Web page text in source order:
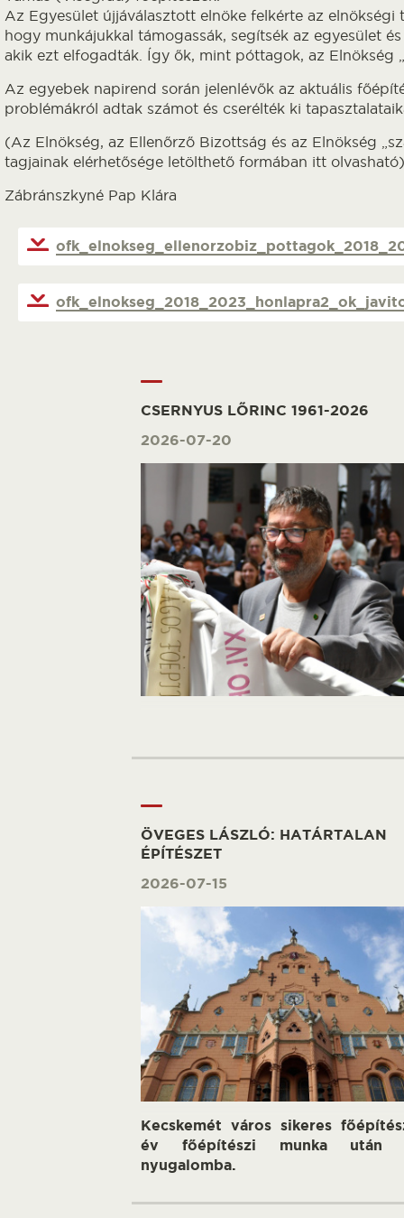
Az Egyesület újjáválasztott elnöke felkérte az
hogy munkájukkal támogassák, segítsék az egyesület
akik ezt elfogadták. Így ők, mint póttagok, az Elnökség
Az egyebek napirend során jelenlévők az aktuális
problémákról adtak számot és cserélték ki
(Az Elnökség, az Ellenőrző Bizottság és az Elnökség
tagjainak elérhetősége letölthető formában itt olvasható)
Zábránszkyné Pap Klára
CSERNYUS LŐRINC 1961-2026
2026-07-20
ÖVEGES LÁSZLÓ: HATÁRTALAN
ÉPÍTÉSZET
2026-07-15
Kecskemét város sikeres
év főépítészi munka után
nyugalomba.